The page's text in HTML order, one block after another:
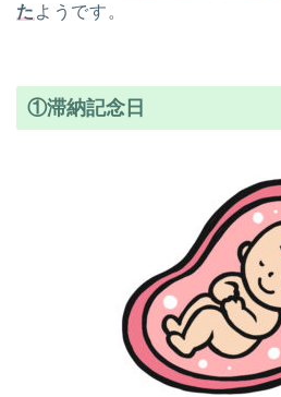
た ようです。
①滞納記念日